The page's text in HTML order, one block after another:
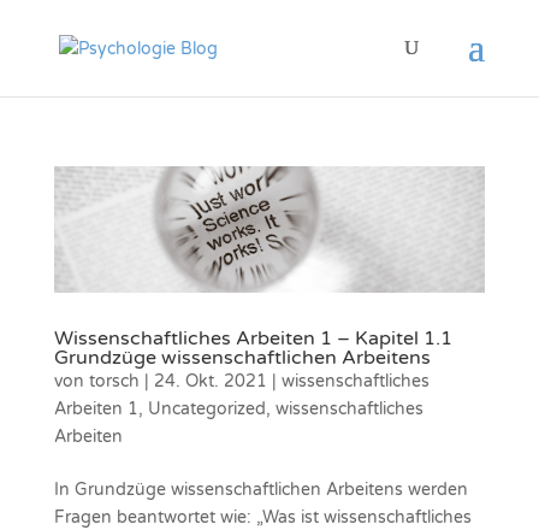
Wissenschaftliches Arbeiten 1 – Kapitel 1.1
Grundzüge wissenschaftlichen Arbeitens
von torsch 24. Okt. 2021
wissenschaftliches
Arbeiten 1, Uncategorized, wissenschaftliches
Arbeiten
In Grundzüge wissenschaftlichen Arbeitens werden
Fragen beantwortet wie: „Was ist wissenschaftliches